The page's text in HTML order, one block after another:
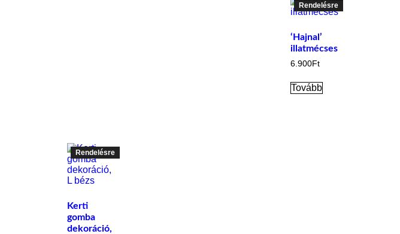
Rendelésre
‘Hajnal’
illatmécses
6.900Ft
Tovább
Rendelésre
Kerti
gomba
dekoráció,